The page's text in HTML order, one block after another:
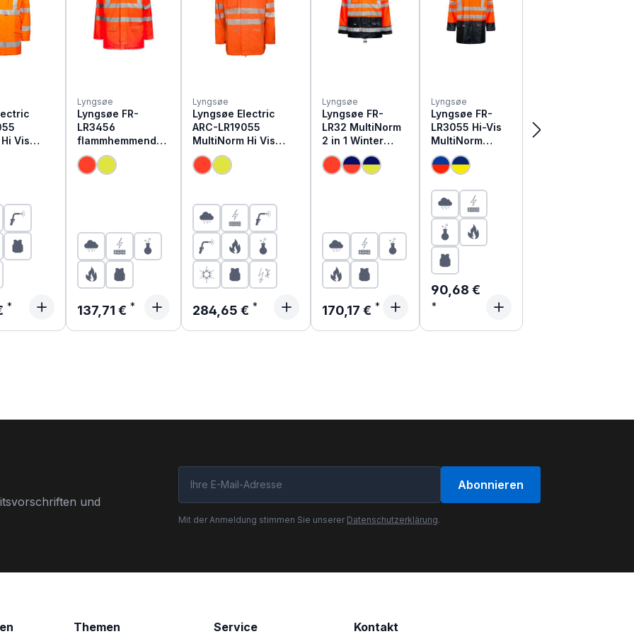
Vis
| APC2
Preis:
Lyngsøe
Lyngsøe FR-
LR3456
flammhemmender
Hi Vis Warnschutz
Regen Parka
Regulärer Preis:
137,71 €
Lyngsøe
Lyngsøe Electric
ARC-LR19055
MultiNorm Hi Vis
Warnschutz
Regenjacke | APC1
Regulärer Preis:
284,65 €
Lyngsøe
Lyngsøe FR-
LR32 MultiNorm
2 in 1 Winter
Warnschutz
Regenjacke
Regulärer Preis:
170,17 €
Lyngsøe
Lyngsøe FR-
LR3055 Hi-Vis
MultiNorm
Warnschutz
Regenjacke
Regulärer Preis:
90,68 €
und
Abonnieren
Mit der Anmeldung stimmen Sie unserer Datenschutzerklärung.
Themen Service Kontakt